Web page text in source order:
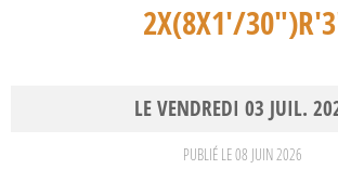
2X(8X1'/
LEVENDREDI 03 JUIL.
PUBLIÉ LE08 JUIN 2026